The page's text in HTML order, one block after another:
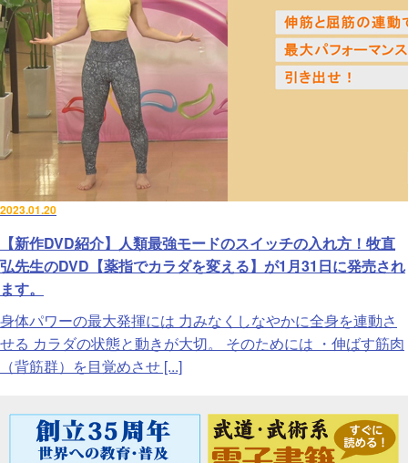
2023.01.20
【新作DVD紹介】人類最強モードのスイッチの入れ方！牧直
弘先生のDVD【薬指でカラダを変える】が1月31日に発売され
ます。
身体パワーの最大発揮には 力みなくしなやかに全身を連動さ
せる カラダの状態と動きが大切。 そのためには ・伸ばす筋肉
（背筋群）を目覚めさせ [...]